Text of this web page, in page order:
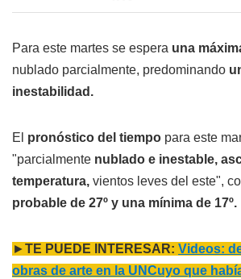
Para este martes se espera una
nublado parcialmente, predominando
inestabilidad.
El pronóstico del tiempo para este
"parcialmente nublado e inestable,
temperatura, vientos leves del este",
probable de 27º y una mínima de 17º.
►TE PUEDE INTERESAR: Videos:
obras de arte en la UNCuyo que